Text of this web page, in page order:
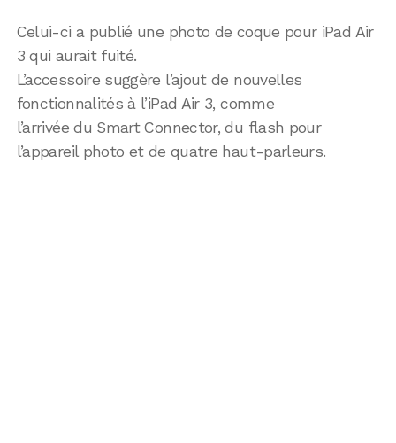
Celui-ci a publié une photo de coque pour iPad Air
3 qui aurait fuité.
L’accessoire suggère l’ajout de nouvelles
fonctionnalités à l’iPad Air 3, comme
l’arrivée du Smart Connector, du flash pour
l’appareil photo et de quatre haut-parleurs.